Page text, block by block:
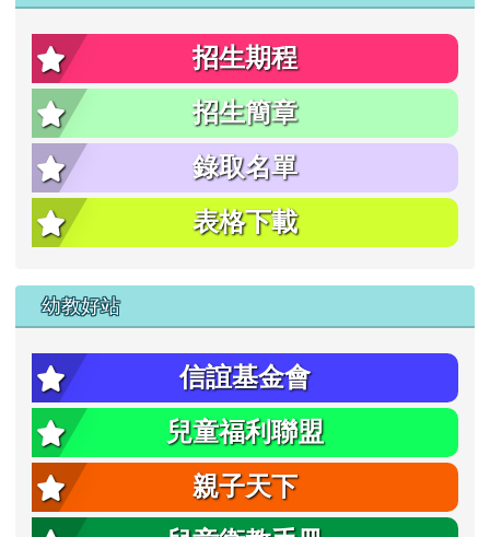
招生期程
招生簡章
錄取名單
表格下載
幼教好站
信誼基金會
兒童福利聯盟
親子天下